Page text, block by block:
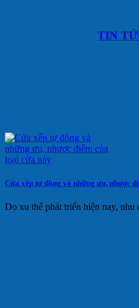
TIN
Cửa xếp tự động và những ưu, nhược
Do xu thế phát triển hiện nay, nhu